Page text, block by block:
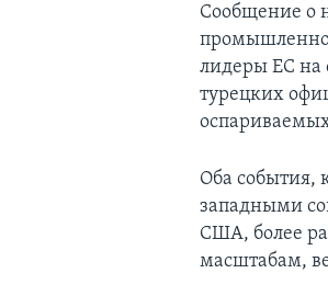
Сообщение о
лидеры ЕС на
турецких
Оба события,
западными
США, более
масштабам,